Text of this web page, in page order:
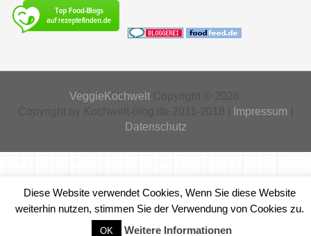
VeggieKochweltCopyright © 2026.
Impressum
Datenschutz
Diese Website verwendet Cookies, Wenn Sie diese Website
weiterhin nutzen, stimmen Sie der Verwendung von Cookies zu.
OK Weitere Informationen